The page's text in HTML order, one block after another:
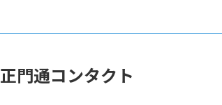
正門通コンタクト